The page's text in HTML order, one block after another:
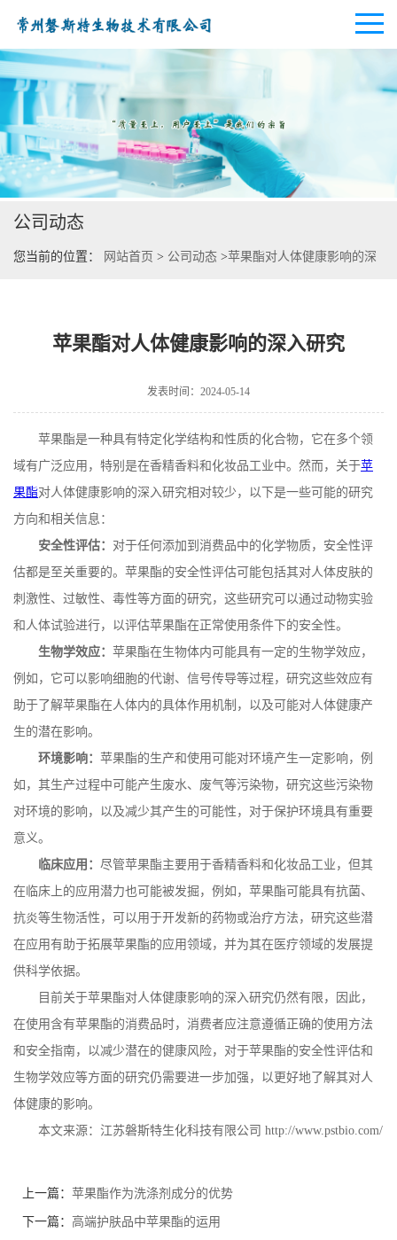
公司首页
公司介绍
公司动态
公司动态
您当前的位置： 网站首页 > 公司动态 >苹果酯对人体健康影响的深
苹果酯对人体健康影响的深入研究
发表时间：2024-05-14
苹果酯是一种具有特定化学结构和性质的化合物，它在多个领
域有广泛应用，特别是在香精香料和化妆品工业中。然而，关于苹
果酯对人体健康影响的深入研究相对较少，以下是一些可能的研究
方向和相关信息：
安全性评估： 对于任何添加到消费品中的化学物质，安全性评
估都是至关重要的。苹果酯的安全性评估可能包括其对人体皮肤的
刺激性、过敏性、毒性等方面的研究，这些研究可以通过动物实验
和人体试验进行，以评估苹果酯在正常使用条件下的安全性。
生物学效应：苹果酯在生物体内可能具有一定的生物学效应，
例如，它可以影响细胞的代谢、信号传导等过程，研究这些效应有
助于了解苹果酯在人体内的具体作用机制，以及可能对人体健康产
生的潜在影响。
环境影响：苹果酯的生产和使用可能对环境产生一定影响，例
如，其生产过程中可能产生废水、废气等污染物，研究这些污染物
对环境的影响，以及减少其产生的可能性，对于保护环境具有重要
意义。
临床应用：尽管苹果酯主要用于香精香料和化妆品工业，但其
在临床上的应用潜力也可能被发掘，例如，苹果酯可能具有抗菌、
抗炎等生物活性，可以用于开发新的药物或治疗方法，研究这些潜
在应用有助于拓展苹果酯的应用领域，并为其在医疗领域的发展提
供科学依据。
目前关于苹果酯对人体健康影响的深入研究仍然有限，因此，
在使用含有苹果酯的消费品时，消费者应注意遵循正确的使用方法
和安全指南，以减少潜在的健康风险，对于苹果酯的安全性评估和
生物学效应等方面的研究仍需要进一步加强，以更好地了解其对人
体健康的影响。
本文来源：江苏磐斯特生化科技有限公司 http://www.pstbio.com/
上一篇： 苹果酯作为洗涤剂成分的优势
下一篇： 高端护肤品中苹果酯的运用